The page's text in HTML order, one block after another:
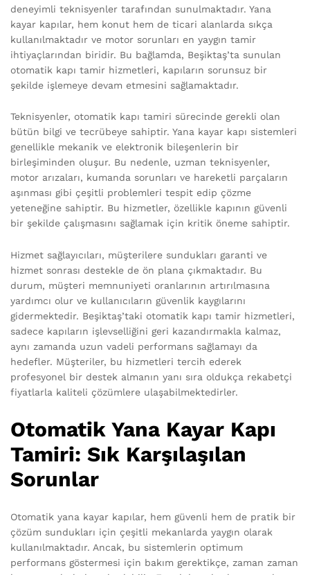
deneyimli teknisyenler tarafından sunulmaktadır. Yana
kayar kapılar, hem konut hem de ticari alanlarda sıkça
kullanılmaktadır ve motor sorunları en yaygın tamir
ihtiyaçlarından biridir. Bu bağlamda, Beşiktaş’ta sunulan
otomatik kapı tamir hizmetleri, kapıların sorunsuz bir
şekilde işlemeye devam etmesini sağlamaktadır.
Teknisyenler, otomatik kapı tamiri sürecinde gerekli olan
bütün bilgi ve tecrübeye sahiptir. Yana kayar kapı sistemleri
genellikle mekanik ve elektronik bileşenlerin bir
birleşiminden oluşur. Bu nedenle, uzman teknisyenler,
motor arızaları, kumanda sorunları ve hareketli parçaların
aşınması gibi çeşitli problemleri tespit edip çözme
yeteneğine sahiptir. Bu hizmetler, özellikle kapının güvenli
bir şekilde çalışmasını sağlamak için kritik öneme sahiptir.
Hizmet sağlayıcıları, müşterilere sundukları garanti ve
hizmet sonrası destekle de ön plana çıkmaktadır. Bu
durum, müşteri memnuniyeti oranlarının artırılmasına
yardımcı olur ve kullanıcıların güvenlik kaygılarını
gidermektedir. Beşiktaş’taki otomatik kapı tamir hizmetleri,
sadece kapıların işlevselliğini geri kazandırmakla kalmaz,
aynı zamanda uzun vadeli performans sağlamayı da
hedefler. Müşteriler, bu hizmetleri tercih ederek
profesyonel bir destek almanın yanı sıra oldukça rekabetçi
fiyatlarla kaliteli çözümlere ulaşabilmektedirler.
Otomatik Yana Kayar Kapı
Tamiri: Sık Karşılaşılan
Sorunlar
Otomatik yana kayar kapılar, hem güvenli hem de pratik bir
çözüm sundukları için çeşitli mekanlarda yaygın olarak
kullanılmaktadır. Ancak, bu sistemlerin optimum
performans göstermesi için bakım gerektikçe, zaman zaman